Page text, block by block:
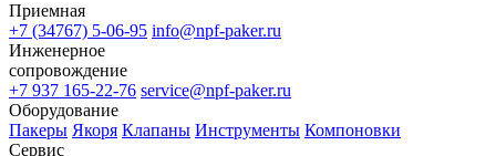
Приемная
+7 (34767) 5-06-95 info@npf-paker.ru
Инженерное
сопровождение
+7 937 165-22-76 service@npf-paker.ru
Оборудование
Пакеры Якоря Клапаны Инструменты Компоновки
Сервис